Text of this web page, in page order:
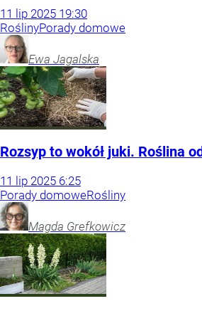
11 lip 2025 19:30
RoślinyPorady domowe
Ewa Jagalska
Rozsyp to wokół juki. Roślina
11 lip 2025 6:25
Porady domoweRośliny
Magda Grefkowicz